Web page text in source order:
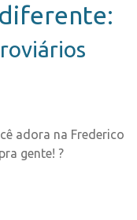
adora na Frederico
gente! ?